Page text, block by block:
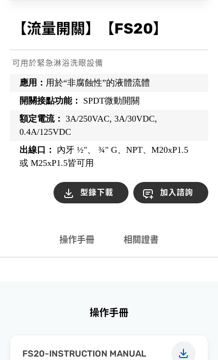
【流量開關】【FS20】
可用於緊急淋浴洗眼設備
應用： 用於“非腐蝕性”的液體流體
開關接點功能： SPDT微動開關
額定電流：3A/250VAC, 3A/30VDC,
0.4A/125VDC
出線口： 內牙 ½"、 ¾" G、NPT、M20xP1.5
或 M25xP1.5皆可用
型錄下載 加入諮詢
操作手冊 相關證書
操作手冊
FS20-INSTRUCTION MANUAL